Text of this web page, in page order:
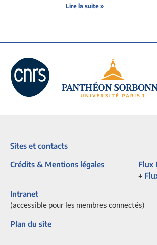
Lire la suite »
Sites et contacts
Crédits & Mentions légales
Flux
+
Intranet
(accessible pour les membres connectés)
Plan du site